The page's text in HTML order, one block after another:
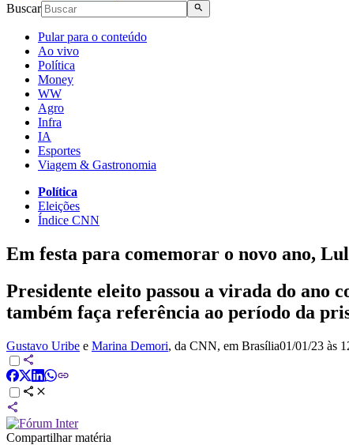
Buscar
Pular para o conteúdo
Ao vivo
Política
Money
WW
Agro
Infra
IA
Esportes
Viagem & Gastronomia
Política
Eleições
Índice CNN
Em festa para comemorar o novo ano,
Presidente eleito passou a virada do ano
também faça referência ao período da
Gustavo Uribe e Marina Demori, da CNN, em Brasília01/01/23 às
Compartilhar matéria